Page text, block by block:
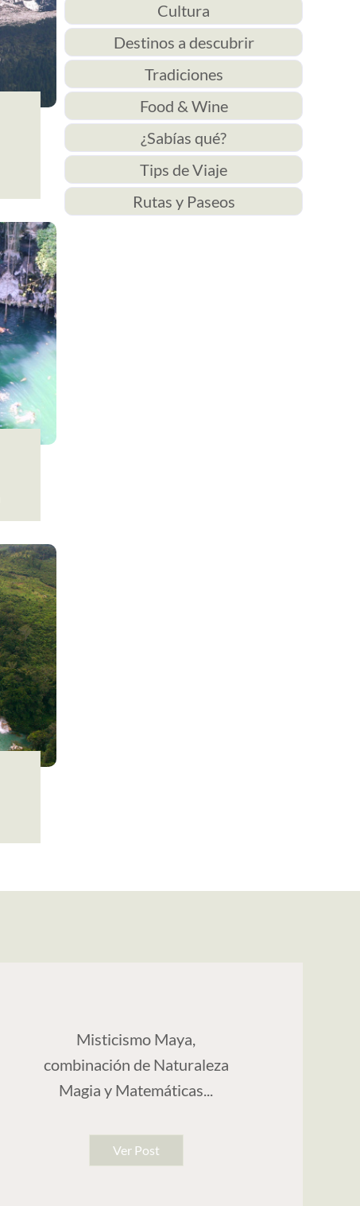
Cultura
Destinos a descubrir
Tradiciones
Food & Wine
¿Sabías qué?
Tips de Viaje
Rutas y Paseos
Misticismo Maya,
combinación de Naturaleza
Magia y Matemáticas...
Ver Post